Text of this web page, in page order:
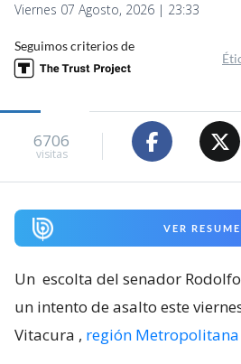
Viernes 07 Agosto, 2026 | 23:33
Seguimos criterios de
6706
visitas
VER
Un escolta del senador
un intento de asalto este
Vitacura , región Metropolitana